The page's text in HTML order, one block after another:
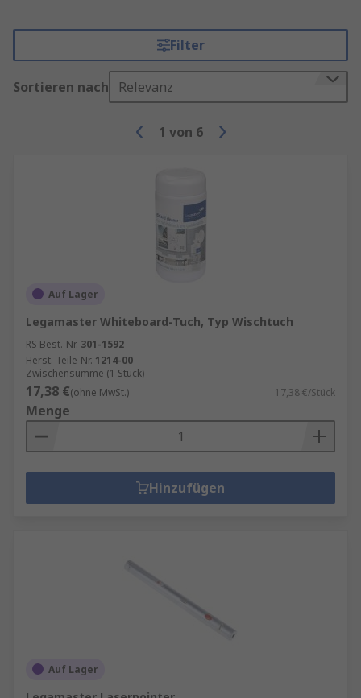
Filter
Sortieren nach Relevanz
1 von 6
Auf Lager
Legamaster Whiteboard-Tuch, Typ Wischtuch
RS Best.-Nr. 301-1592
Herst. Teile-Nr. 1214-00
Zwischensumme (1 Stück)
17,38 €(ohne MwSt.) 17,38 €/Stück
Menge
Hinzufügen
Auf Lager